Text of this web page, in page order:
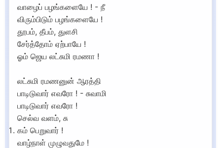
வாழைப் பழங்களையே ! - நீ
விரும்பிடும் பழங்களையே !
தூபம், தீபம், துளசி
சேர்த்தோம் ஏற்பாயே !
ஓம் ஜெய லட்சுமி ரமணா !
லட்சுமி ரமணனுன் ஆரத்தி
பாடிடுவார் எவரோ ! - சுவாமி
பாடிடுவார் எவரோ !
செல்வ வளம், சு
கம் பெறுவார் !
வாழ்நாள் முழுவதுமே !